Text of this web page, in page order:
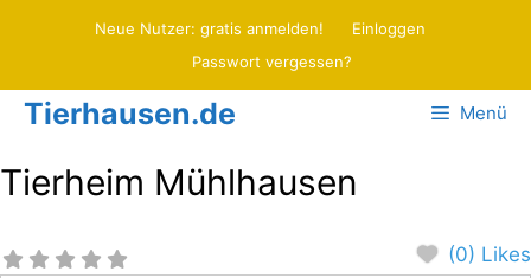
Neue Nutzer: gratis anmelden!
Einloggen
Passwort vergessen?
Tierhausen.de Menü
Tierheim Mühlhausen
(0) Likes